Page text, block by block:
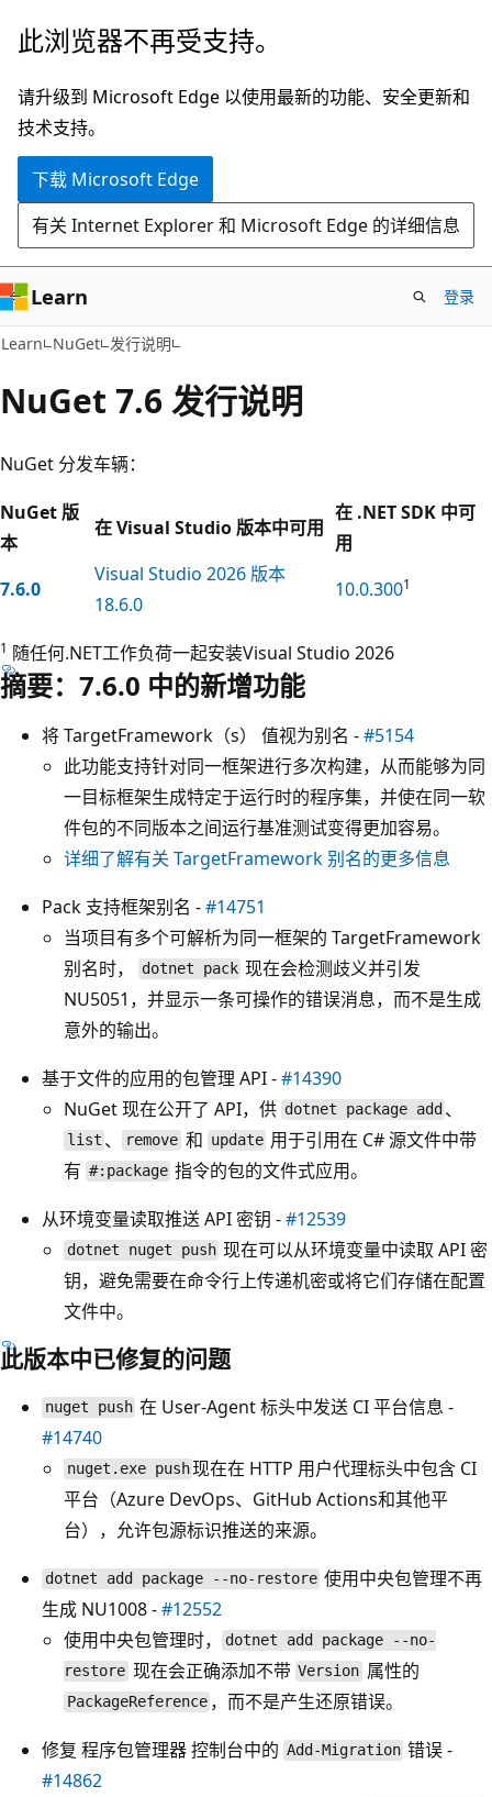
跳
主
要
内
此浏览器不再受支持。
请升级到 Microsoft Edge 以使用最新的功能、安全更新和
技术支持。
下载 Microsoft Edge
有关 Internet Explorer 和 Microsoft Edge 的详细信息
Learn 登录
Learn NuGet 发行说明
NuGet 7.6 发行说明
NuGet 分发车辆：
NuGet 版
本
在 Visual Studio 版本中可用
在 .NET SDK 中可
用
7.6.0
Visual Studio 2026 版本
18.6.0
10.0.3001
1 随任何.NET工作负荷一起安装Visual Studio 2026
摘要：7.6.0 中的新增功能
将 TargetFramework（s） 值视为别名 -#5154
此功能支持针对同一框架进行多次构建，从而能够为同
一目标框架生成特定于运行时的程序集，并使在同一软
件包的不同版本之间运行基准测试变得更加容易。
详细了解有关 TargetFramework 别名的更多信息
Pack 支持框架别名 -#14751
当项目有多个可解析为同一框架的 TargetFramework
别名时，
dotnet pack 现在会检测歧义并引发
NU5051，并显示一条可操作的错误消息，而不是生成
意外的输出。
基于文件的应用的包管理 API -#14390
NuGet 现在公开了 API，供 dotnet package add 、
list 、 remove 和 update 用于引用在 C# 源文件中带
有 #:package 指令的包的文件式应用。
从环境变量读取推送 API 密钥 -#12539
dotnet nuget push 现在可以从环境变量中读取 API 密
钥，避免需要在命令行上传递机密或将它们存储在配置
文件中。
此版本中已修复的问题
nuget push 在 User-Agent 标头中发送 CI 平台信息 -
#14740
nuget.exe push现在在 HTTP 用户代理标头中包含 CI
平台（Azure DevOps、GitHub Actions和其他平
台），允许包源标识推送的来源。
dotnet add package --no-restore 使用中央包管理不再
生成 NU1008 -#12552
使用中央包管理时，
dotnet add package --no-
restore 现在会正确添加不带 Version 属性的
PackageReference ，而不是产生还原错误。
修复 程序包管理器 控制台中的 Add-Migration 错误 -
#14862